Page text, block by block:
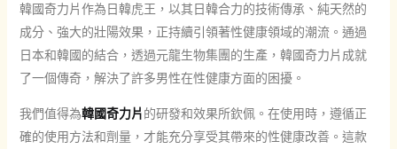
韓國奇力片作為日韓虎王，以其日韓合力的技術傳承、純天然的
成分、強大的壯陽效果，正持續引領著性健康領域的潮流。通過
日本和韓國的結合，透過元龍生物集團的生產，韓國奇力片成就
了一個傳奇，解決了許多男性在性健康方面的困擾。
我們值得為韓國奇力片的研發和效果所欽佩。在使用時，遵循正
確的使用方法和劑量，才能充分享受其帶來的性健康改善。這款